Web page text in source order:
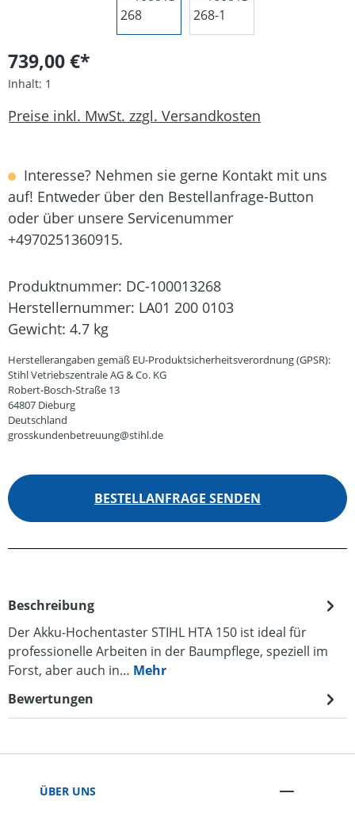
739,00 €*
Inhalt: 1
Preise inkl. MwSt. zzgl. Versandkosten
Interesse? Nehmen sie gerne Kontakt mit uns
auf! Entweder über den Bestellanfrage-Button
oder über unsere Servicenummer
+4970251360915.
Produktnummer: DC-100013268
Herstellernummer: LA01 200 0103
Gewicht: 4.7 kg
Herstellerangaben gemäß EU-Produktsicherheitsverordnung (GPSR):
Stihl Vetriebszentrale AG & Co. KG
Robert-Bosch-Straße 13
64807 Dieburg
Deutschland
grosskundenbetreuung@stihl.de
BESTELLANFRAGE SENDEN
Beschreibung
Der Akku-Hochentaster STIHL HTA 150 ist ideal für
professionelle Arbeiten in der Baumpflege, speziell im
Forst, aber auch in… Mehr
Bewertungen
ÜBER UNS